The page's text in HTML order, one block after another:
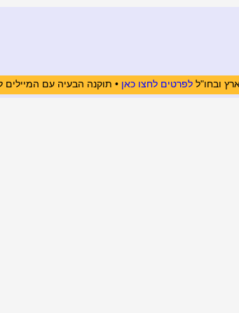
ובחו"ללפרטים לחצו כאן • תוקנה הבעיה עם